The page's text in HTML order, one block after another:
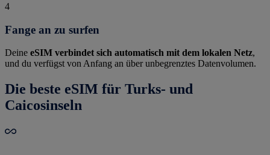
4
Fange an zu surfen
Deine eSIM verbindet sich automatisch mit dem lokalen Netz,
und du verfügst von Anfang an über unbegrenztes Datenvolumen.
Die beste eSIM für Turks- und
Caicosinseln